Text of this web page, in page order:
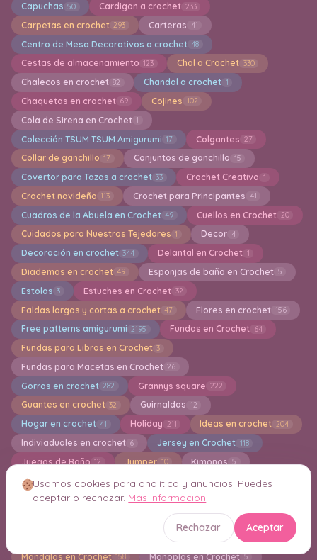
Capuchas 50 Cardigan a crochet 233
Carpetas en crochet 293 Carteras 41
Centro de Mesa Decorativos a crochet 48
Cestas de almacenamiento 123 Chal a Crochet 330
Chalecos en crochet 82 Chandal a crochet 1
Chaquetas en crochet 69 Cojines 102
Cola de Sirena en Crochet 1
Colección TSUM TSUM Amigurumi 17 Colgantes 27
Collar de ganchillo 17 Conjuntos de ganchillo 15
Covertor para Tazas a crochet 33 Crochet Creativo 1
Crochet navideño 113 Crochet para Principantes 41
Cuadros de la Abuela en Crochet 49 Cuellos en Crochet 20
Cuidados para Nuestros Tejedores 1 Decor 4
Decoración en crochet 344 Delantal en Crochet 1
Diademas en crochet 49 Esponjas de baño en Crochet 5
Estolas 3 Estuches en Crochet 32
Faldas largas y cortas a crochet 47 Flores en crochet 156
Free patterns amigurumi 2195 Fundas en Crochet 64
Fundas para Libros en Crochet 3
Fundas para Macetas en Crochet 26
Gorros en crochet 282 Grannys square 222
Guantes en crochet 32 Guirnaldas 12
Hogar en crochet 41 Holiday 211 Ideas en crochet 204
Indiviaduales en crochet 6 Jersey en Crochet 118
Juegos de Baño 12 Jumper 10 Kimonos 5
Knitting 1 Lazos en Crochet 2
Limpiadoras de maquillaje en crochet 4
Los Mejores 25 Patrones en Crochet Macrame
Mandalas en Crochet 158 Manoplas en Crochet 5
Usamos cookies para analítica y anuncios. Puedes
aceptar o rechazar. Más información
Rechazar Aceptar